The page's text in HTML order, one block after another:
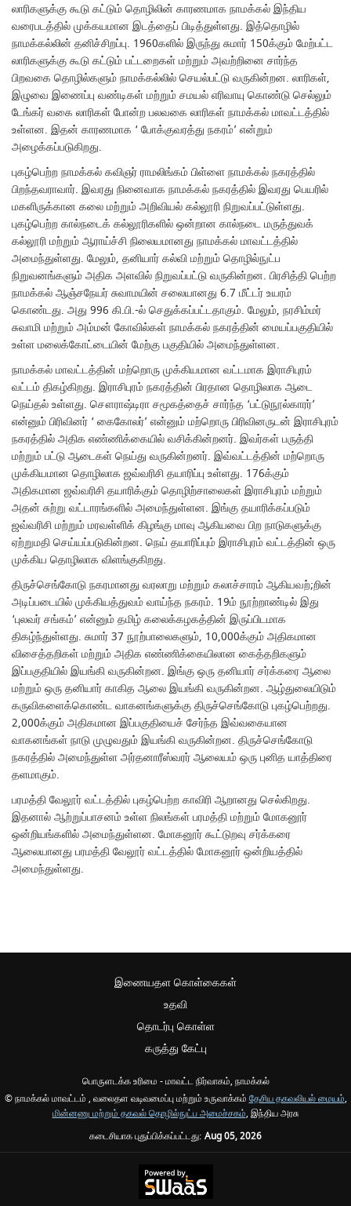
லாரிகளுக்கு கூடு கட்டும் தொழிலின் காரணமாக நாமக்கல் இந்திய
வரைபடத்தில் முக்கயமான இடத்தைப் பிடித்துள்ளது. இத்தொழில்
நாமக்கல்லின் தனிச்சிறப்பு. 1960களில் இருந்து சுமார் 150க்கும் மேற்பட்ட
லாரிகளுக்கு கூடு கட்டும் பட்டறைகள் மற்றும் அவற்றினை சார்ந்த
பிறவகை தொழில்களும் நாமக்கல்லில் செயல்பட்டு வருகின்றன. லாரிகள்,
இழுவை இணைப்பு வண்டிகள் மற்றும் சமயல் எரிவாயு கொண்டு செல்லும்
டேங்கர் வகை லாரிகள் போன்ற பலவகை லாரிகள் நாமக்கல் மாவட்டத்தில்
உள்ளன. இதன் காரணமாக ‘ போக்குவரத்து நகரம்’ என்றும்
அழைக்கப்படுகிறது.
புகழ்பெற்ற நாமக்கல் கவிஞர் ராமலிங்கம் பிள்ளை நாமக்கல் நகரத்தில்
பிறந்தவராவார். இவரது நினைவாக நாமக்கல் நகரத்தில் இவரது பெயரில்
மகளிருக்கான கலை மற்றும் அறிவியல் கல்லூரி நிறுவப்பட்டுள்ளது.
புகழ்பெற்ற கால்நடைக் கல்லூரிகளில் ஒன்றான கால்நடை மருத்துவக்
கல்லூரி மற்றும் ஆராய்ச்சி நிலையமானது நாமக்கல் மாவட்டத்தில்
அமைந்துள்ளது. மேலும், தனியார் கல்வி மற்றும் தொழில்நுட்ப
நிறுவனங்களும் அதிக அளவில் நிறுவப்பட்டு வருகின்றன. பிரசித்தி பெற்ற
நாமக்கல் ஆஞ்சநேயர் சுவாமயின் சலையானது 6.7 மீட்டர் உயரம்
கொண்டது. அது 996 கி.பி.-ல் செதுக்கப்பட்டதாகும். மேலும், நரசிம்மர்
சுவாமி மற்றும் அம்மன் கோவில்கள் நாமக்கல் நகரத்தின் மையப்பகுதியில்
உள்ள மலைக்கோட்டையின் மேற்கு பகுதியில் அமைந்துள்ளன.
நாமக்கல் மாவட்டத்தின் மற்றொரு முக்கியமான வட்டமாக இராசிபுரம்
வட்டம் திகழ்கிறது. இராசிபுரம் நகரத்தின் பிரதான தொழிலாக ஆடை
நெய்தல் உள்ளது. சௌராஷ்டிரா சமூகத்தைச் சார்ந்த ‘பட்டுநூல்காரர்’
என்னும் பிரிவினர் ‘ கைகோலர்’ என்னும் மற்றொரு பிரிவினருடன் இராசிபுரம்
நகரத்தில் அதிக எண்ணிக்கையில் வசிக்கின்றனர். இவர்கள் பருத்தி
மற்றும் பட்டு ஆடைகள் நெய்து வருகின்றனர். இவ்வட்டத்தின் மற்றொரு
முக்கியமான தொழிலாக ஜவ்வரிசி தயாரிப்பு உள்ளது. 176க்கும்
அதிகமான ஜவ்வரிசி தயாரிக்கும் தொழிற்சாலைகள் இராசிபுரம் மற்றும்
அதன் சுற்று வட்டாரங்களில் அமைந்துள்ளன. இங்கு தயாரிக்கப்படும்
ஜவ்வரிசி மற்றும் மரவள்ளிக் கிழங்கு மாவு ஆகியவை பிற நாடுகளுக்கு
ஏற்றுமதி செய்யப்படுகின்றன. நெய் தயாரிப்பும் இராசிபுரம் வட்டத்தின் ஒரு
முக்கிய தொழிலாக விளங்குகிறது.
திருச்செங்கோடு நகரமானது வரலாறு மற்றும் கலாச்சாரம் ஆகியவற்;றின்
அடிப்படையில் முக்கியத்துவம் வாய்ந்த நகரம். 19ம் நூற்றாண்டில் இது
‘புலவர் சங்கம்’ என்னும் தமிழ் கலைக்கழகத்தின் இருப்பிடமாக
திகழ்ந்துள்ளது. சுமார் 37 நூற்பாலைகளும், 10,000க்கும் அதிகமான
விசைத்தறிகள் மற்றும் அதிக எண்ணிக்கையிலான கைத்தறிகளும்
இப்பகுதியில் இயங்கி வருகின்றன. இங்கு ஒரு தனியார் சர்க்கரை ஆலை
மற்றும் ஒரு தனியார் காகித ஆலை இயங்கி வருகின்றன. ஆழ்துலையிடும்
கருவிகளைக்கொண்ட வாகனங்களுக்கு திருச்செங்கோடு புகழ்பெற்றது.
2,000க்கும் அதிகமான இப்பகுதியைச் சேர்ந்த இவ்வகையான
வாகனங்கள் நாடு முழுவதும் இயங்கி வருகின்றன. திருச்செங்கோடு
நகரத்தில் அமைந்துள்ள அர்தனாரீஸ்வரர் ஆலையம் ஒரு புனித யாத்திரை
தளமாகும்.
பரமத்தி வேலூர் வட்டத்தில் புகழ்பெற்ற காவிரி ஆறானது செல்கிறது.
இதனால் ஆற்றுப்பாசனம் உள்ள நிலங்கள் பரமத்தி மற்றும் மோகனூர்
ஒன்றியங்களில் அமைந்துள்ளன. மோகனூர் கூட்டுறவு சர்க்கரை
ஆலையானது பரமத்தி வேலூர் வட்டத்தில் மோகனூர் ஒன்றியத்தில்
அமைந்துள்ளது.
இணையதள கொள்கைகள்
உதவி
தொடர்பு கொள்ள
கருத்து கேட்பு
பொருளடக்க உரிமை - மாவட்ட நிர்வாகம், நாமக்கல்
© நாமக்கல் மாவட்டம் , வலைதள வடிவமைப்பு மற்றும் உருவாக்கம் தேசிய தகவலியல் மையம்,
மின்னணு மற்றும் தகவல் தொழில்நுட்ப அமைச்சகம், இந்திய அரசு
கடைசியாக புதுப்பிக்கப்பட்டது: Aug 05, 2026